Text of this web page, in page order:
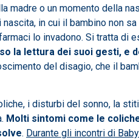
madre o un momento della
in cui il bambino non
lo invadono. Si tratta di
la lettura dei suoi gesti, e
del disagio, che il
i disturbi del sonno, la
Molti sintomi come le
. Durante gli incontri di